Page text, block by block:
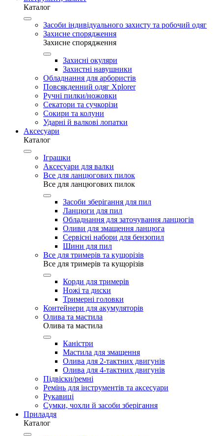
Каталог
Засоби індивідуального захисту та робочий одяг
Захисне спорядження
Захисне спорядження
Захисні окуляри
Захистні навушники
Обладнання для арбористів
Повсякденний одяг Xplorer
Ручні пилки/ножовки
Секатори та сучкорізи
Сокири та колуни
Ударні й валкові лопатки
Аксесуари
Каталог
Іграшки
Аксесуари для валки
Все для ланцюгових пилок
Все для ланцюгових пилок
Засоби зберігання для пил
Ланцюги для пил
Обладнання для заточування ланцюгів
Оливи для змащення ланцюга
Сервісні набори для бензопил
Шини для пил
Все для тримерів та кущорізів
Все для тримерів та кущорізів
Корди для тримерів
Ножі та диски
Тримерні головки
Контейнери для акумуляторів
Олива та мастила
Олива та мастила
Каністри
Мастила для змащення
Олива для 2-тактних двигунів
Олива для 4-тактних двигунів
Підвіски/ремні
Ремінь для інструментів та аксесуари
Рукавиці
Сумки, чохли й засоби зберігання
Приладдя
Каталог